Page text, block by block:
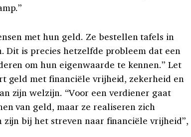
met hun geld. Ze bestellen tafels in
Dit is precies hetzelfde probleem dat een
om hun eigenwaarde te kennen.” Let
geld met financiële vrijheid, zekerheid en
zijn welzijn. “Voor een verdiener gaat
van geld, maar ze realiseren zich
bij het streven naar financiële vrijheid”,